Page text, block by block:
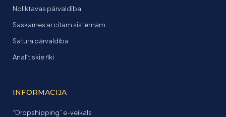
Noliktavas pārvaldība
Saskarnes ar citām sistēmām
Satura pārvaldība
Analītiskie rīki
INFORMACIJA
“Dropshipping” e-veikals